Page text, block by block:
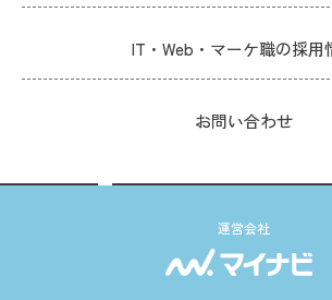
IT・Web・マーケ職の採用
お問い合わせ
運営会社